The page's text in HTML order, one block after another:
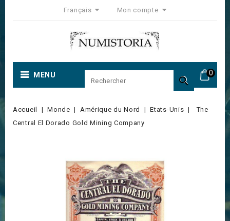
Français Mon compte
0
MENU 
Accueil Monde Amérique du Nord Etats-Unis
The
Central El Dorado Gold Mining Company